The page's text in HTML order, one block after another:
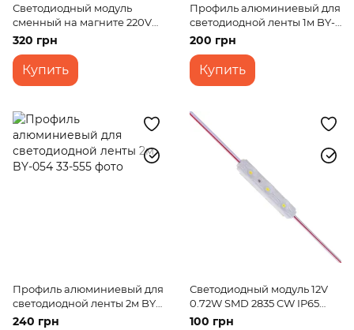
Светодиодный модуль
сменный на магните 220V
18W SMD 5730 NW IP20 (LW-
03/36)
320 грн
Купить
Профиль алюминиевый для
светодиодной ленты 1м BY-
042
200 грн
Купить
Профиль алюминиевый для
светодиодной ленты 2м BY-
054
240 грн
Светодиодный модуль 12V
0.72W SMD 2835 CW IP65
(BY-092/3)
100 грн